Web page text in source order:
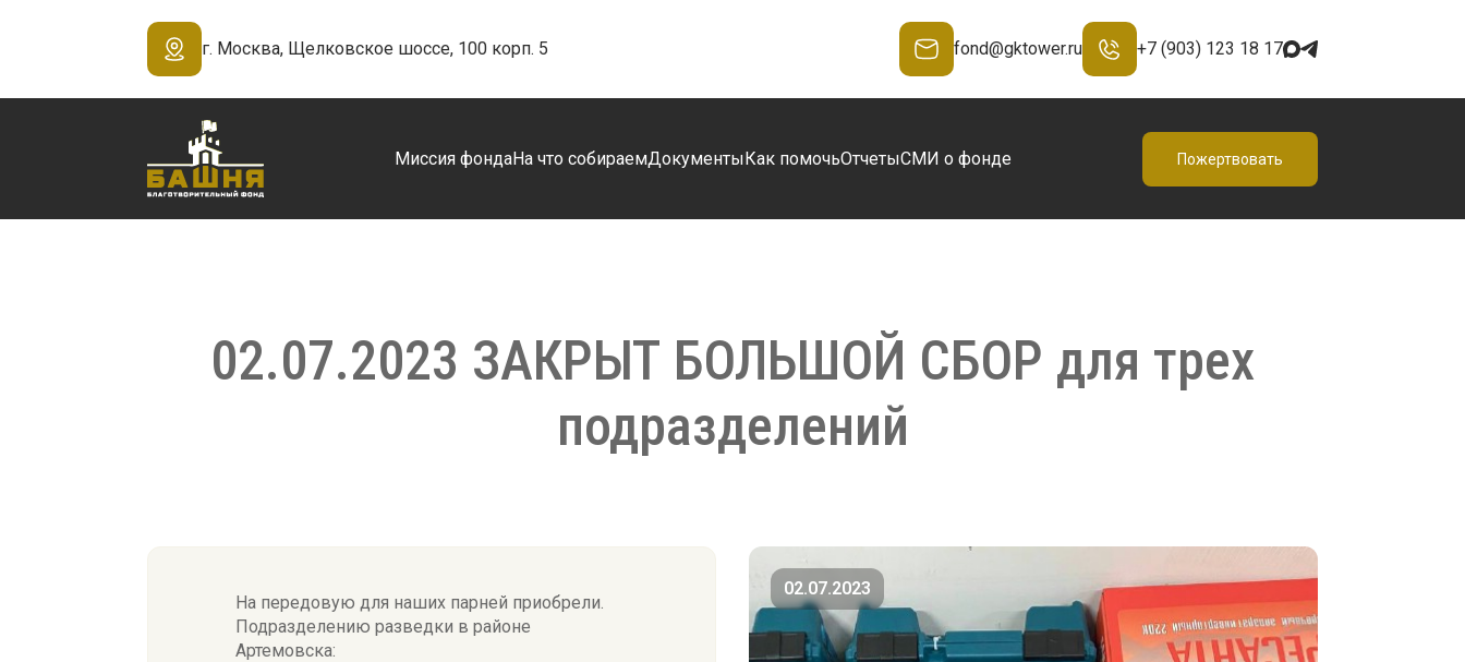
г. Москва, Щелковское шоссе, 100 корп. 5 fond@gktower.ru +7 (903) 123 18 17
Миссия фондаНа что собираемДокументыКак помочьОтчетыСМИ о фонде Пожертвовать
02.07.2023 ЗАКРЫТ БОЛЬШОЙ СБОР для трех
подразделений
На передовую для наших парней приобрели.
Подразделению разведки в районе
Артемовска:
02.07.2023